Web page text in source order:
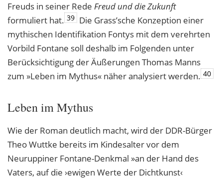
Freuds in seiner Rede Freud und die Zukunft
formuliert hat. 39 Die Grass’sche Konzeption einer
mythischen Identifikation Fontys mit dem verehrten
Vorbild Fontane soll deshalb im Folgenden unter
Berücksichtigung der Äußerungen Thomas Manns
zum »Leben im Mythus« näher analysiert werden. 40
Leben im Mythus
Wie der Roman deutlich macht, wird der DDR-Bürger
Theo Wuttke bereits im Kindesalter vor dem
Neuruppiner Fontane-Denkmal »an der Hand des
Vaters, auf die ›ewigen Werte der Dichtkunst‹